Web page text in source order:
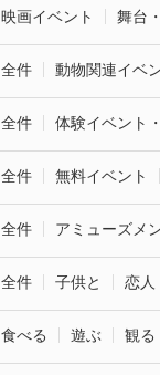
映画イベント
舞台
全件 動物関連イベ
全件 体験イベント
全件 無料イベント
全件 アミューズメ
全件 子供と 恋人
食べる 遊ぶ 観る